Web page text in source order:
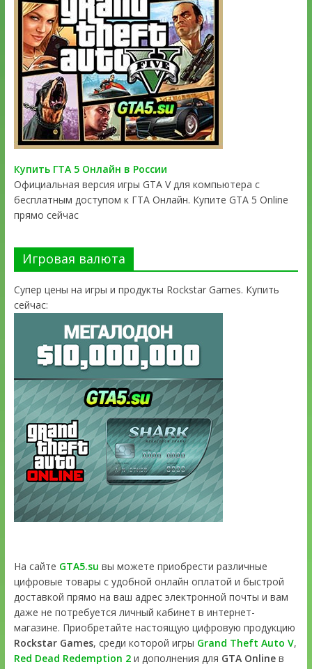
Купить ГТА 5 Онлайн в России
Официальная версия игры GTA V для компьютера с
бесплатным доступом к ГТА Онлайн. Купите GTA 5 Online
прямо сейчас
Игровая валюта
Супер цены на игры и продукты Rockstar Games. Купить
сейчас:
На сайте GTA5.su вы можете приобрести различные
цифровые товары с удобной онлайн оплатой и быстрой
доставкой прямо на ваш адрес электронной почты и вам
даже не потребуется личный кабинет в интернет-
магазине. Приобретайте настоящую цифровую продукцию
Rockstar Games, среди которой игры Grand Theft Auto V,
Red Dead Redemption 2и дополнения для GTA Onlineв